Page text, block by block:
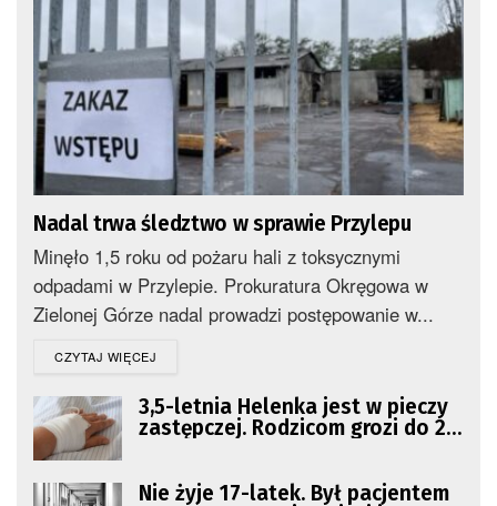
Nadal trwa śledztwo w sprawie Przylepu
Minęło 1,5 roku od pożaru hali z toksycznymi
odpadami w Przylepie. Prokuratura Okręgowa w
Zielonej Górze nadal prowadzi postępowanie w...
CZYTAJ WIĘCEJ
3,5-letnia Helenka jest w pieczy
zastępczej. Rodzicom grozi do 20
Nie żyje 17-latek. Był pacjentem